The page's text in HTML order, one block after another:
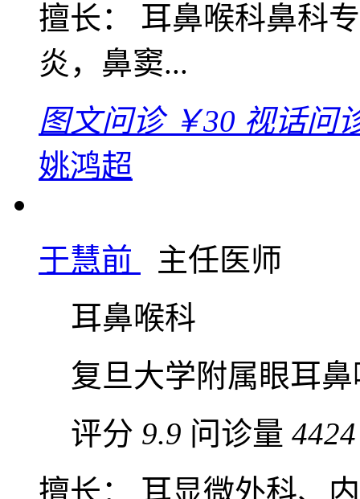
擅长： 耳鼻喉科鼻科
炎，鼻窦...
图文问诊 ￥30 视话问
姚鸿超
于慧前
主任医师
耳鼻喉科
复旦大学附属眼耳
评分 9.9 问诊量 4424
擅长： 耳显微外科、